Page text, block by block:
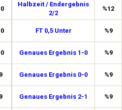
Halbzeit / Endergebnis
2/2
%12
FT 0,5 Unter %9
Genaues Ergebnis 1-0 %9
Genaues Ergebnis 0-0 %9
Genaues Ergebnis 2-1 %9